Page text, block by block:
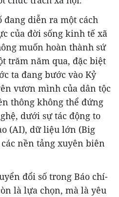
diễn ra một cách
của đời sống kinh tế xã
muốn hoàn thành sứ
trăm năm qua, đặc biệt
ta đang bước vào Kỷ
vươn mình của dân tộc
thông không thể đứng
dưới sự tác động to
(AI), dữ liệu lớn (Big
nền tảng xuyên biên
đổi số trong Báo chí-
là lựa chọn, mà là yêu